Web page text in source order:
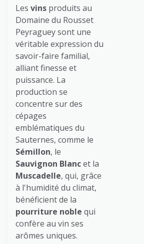
Les vins produits au
Domaine du Rousset
Peyraguey sont une
véritable expression du
savoir-faire familial,
alliant finesse et
puissance. La
production se
concentre sur des
cépages
emblématiques du
Sauternes, comme le
Sémillon, le
Sauvignon Blancet la
Muscadelle, qui, grâce
à l'humidité du climat,
bénéficient de la
pourriture noble qui
confère au vin ses
arômes uniques.